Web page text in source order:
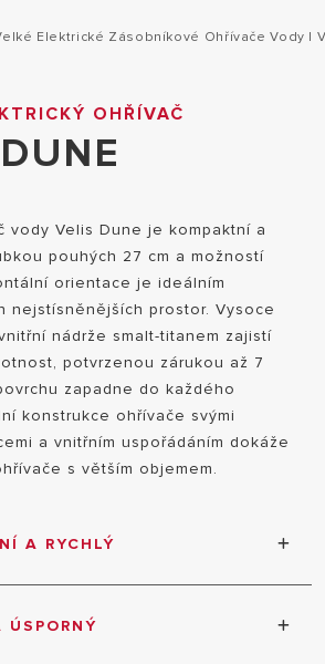
TEPELNÁ
PLYNOVÉ
VŠECHNY
Elektrické Zásobníkové Ohřívače Vody |
OHŘÍVAČ
vody Velis Dune je kompaktní a
pouhých 27 cm a možností
orientace je ideálním
nejstísněnějších prostor. Vysoce
nádrže smalt-titanem zajistí
potvrzenou zárukou až 7
zapadne do každého
konstrukce ohřívače svými
a vnitřním uspořádáním dokáže
s větším objemem.
A RYCHLÝ
dokážeme zajistit výrazně
válcového ohřívače
voda jsou odděleny
ÚSPORNÝ